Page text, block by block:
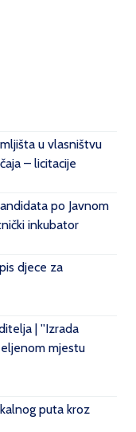
u vlasništvu
– licitacije
po Javnom
inkubator
djece za
| ''Izrada
mjestu
puta kroz